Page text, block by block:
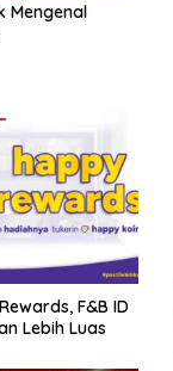
Mengenal
F&B ID
Lebih Luas